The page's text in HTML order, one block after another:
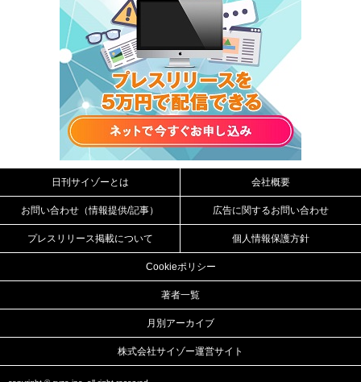
日刊サイゾーとは 会社概要
お問い合わせ（情報提供/記事） 広告に関するお問い合わせ
プレスリリース掲載について 個人情報保護方針
Cookieポリシー
著者一覧
月別アーカイブ
株式会社サイゾー運営サイト